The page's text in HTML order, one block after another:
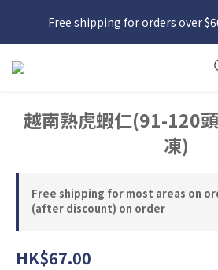
日本接近假期，貨源較不穩定；如想在
貨，請務必於 8 月 10
Free shipping for orders over
日本接近假期，貨源較不穩定；如想在
貨，請務必於 8 月 10
越南熟虎蝦仁(91-120
凍)
Free shipping for most areas on
(after discount) on order
HK$67.00